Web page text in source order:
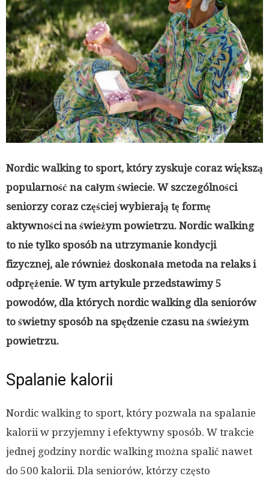
Nordic walking to sport, który zyskuje coraz większą
popularność na całym świecie. W szczególności
seniorzy coraz częściej wybierają tę formę
aktywności na świeżym powietrzu. Nordic walking
to nie tylko sposób na utrzymanie kondycji
fizycznej, ale również doskonała metoda na relaks i
odprężenie. W tym artykule przedstawimy 5
powodów, dla których nordic walking dla seniorów
to świetny sposób na spędzenie czasu na świeżym
powietrzu.
Spalanie kalorii
Nordic walking to sport, który pozwala na spalanie
kalorii w przyjemny i efektywny sposób. W trakcie
jednej godziny nordic walking można spalić nawet
do 500 kalorii. Dla seniorów, którzy często